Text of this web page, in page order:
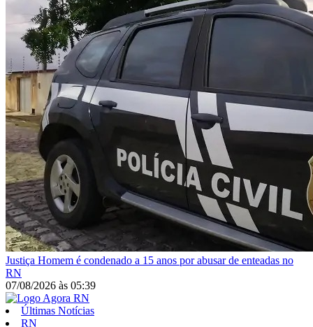
Justiça Homem é condenado a 15 anos por abusar de enteadas no
RN
07/08/2026 às 05:39
Últimas Notícias
RN